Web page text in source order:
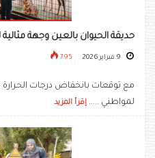
حديقة الحيوان بالعين وجهة
795
مع توقعات بانخفاض درجات الحرارة
لمواطني ..... إقرأ المزيد